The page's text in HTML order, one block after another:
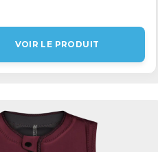
VOIR LE PRODUIT